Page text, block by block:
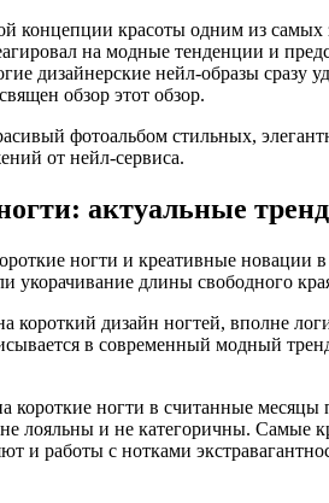
концепции красоты одним из
на модные тенденции и
дизайнерские нейл-образы сразу
обзор этот обзор.
фотоальбом стильных,
от нейл-сервиса.
актуальные
ногти и креативные новации
укорачивание длины свободного
дизайн ногтей, вполне
в современный модный
короткие ногти в считанные
лояльны и не категоричны. Самые
и работы с нотками